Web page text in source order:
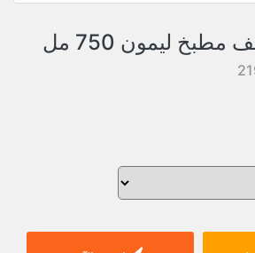
ليمون 750 مل